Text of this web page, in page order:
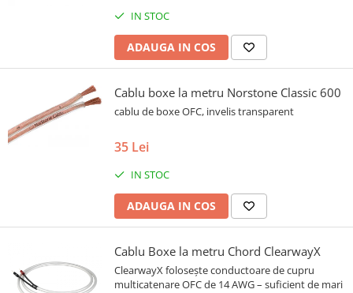
IN STOC
ADAUGA IN COS
Cablu boxe la metru Norstone Classic 600
cablu de boxe OFC, invelis transparent
35 Lei
IN STOC
ADAUGA IN COS
Cablu Boxe la metru Chord ClearwayX
ClearwayX folosește conductoare de cupru
multicatenare OFC de 14 AWG – suficient de mari